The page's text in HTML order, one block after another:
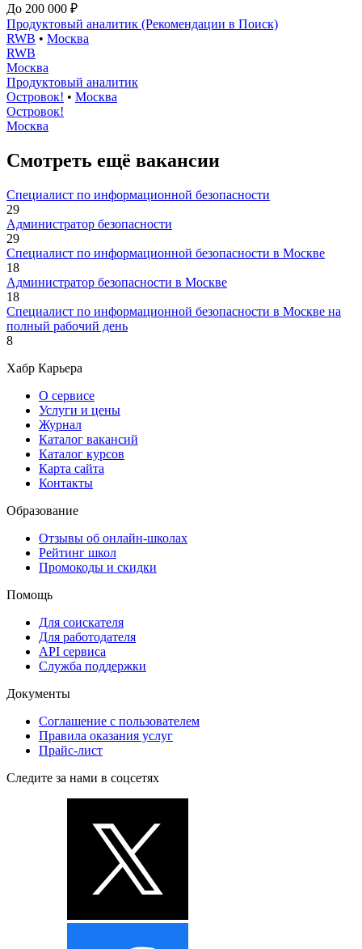
До 200 000 ₽
Продуктовый аналитик (Рекомендации в Поиск)
RWB • Москва
RWB
Москва
Продуктовый аналитик
Островок! • Москва
Островок!
Москва
Смотреть ещё вакансии
Специалист по информационной безопасности
29
Администратор безопасности
29
Специалист по информационной безопасности в Москве
18
Администратор безопасности в Москве
18
Специалист по информационной безопасности в Москве на
полный рабочий день
8
Хабр Карьера
О сервисе
Услуги и цены
Журнал
Каталог вакансий
Каталог курсов
Карта сайта
Контакты
Образование
Отзывы об онлайн-школах
Рейтинг школ
Промокоды и скидки
Помощь
Для соискателя
Для работодателя
API сервиса
Служба поддержки
Документы
Соглашение с пользователем
Правила оказания услуг
Прайс-лист
Следите за нами в соцсетях